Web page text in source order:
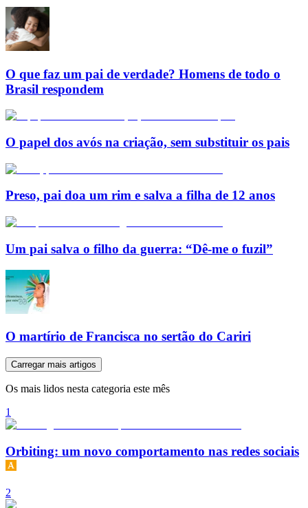
O que faz um pai de verdade? Homens de todo o
Brasil respondem
O papel dos avós na criação, sem substituir os pais
Preso, pai doa um rim e salva a filha de 12 anos
Um pai salva o filho da guerra: “Dê-me o fuzil”
O martírio de Francisca no sertão do Cariri
Carregar mais artigos
Os mais lidos nesta categoria este mês
1
Orbiting: um novo comportamento nas redes sociais
2